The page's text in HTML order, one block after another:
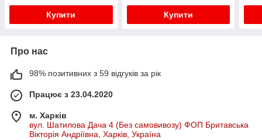
Купити Купити
Про нас
98% позитивних з 59 відгуків за рік
Працює з 23.04.2020
м. Харків
вул. Шатилова Дача 4 (Без самовивозу) ФОП Бритавська
Вікторія Андріївна, Харків, Україна